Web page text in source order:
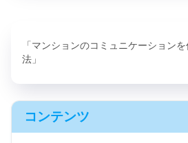
「マンションのコミュニケーション
法」
コンテンツ